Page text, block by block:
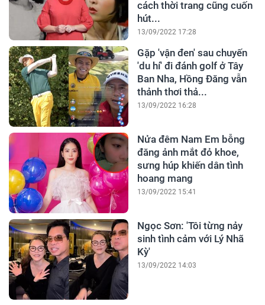
cách thời trang cũng cuốn
hút...
13/09/2022 17:28
Gặp 'vận đen' sau chuyến
'du hí' đi đánh golf ở Tây
Ban Nha, Hồng Đăng vẫn
thảnh thơi thả...
13/09/2022 16:28
Nửa đêm Nam Em bỗng
đăng ảnh mắt đỏ khoe,
sưng húp khiến dân tình
hoang mang
13/09/2022 15:41
Ngọc Sơn: 'Tôi từng nảy
sinh tình cảm với Lý Nhã
Kỳ'
13/09/2022 14:03